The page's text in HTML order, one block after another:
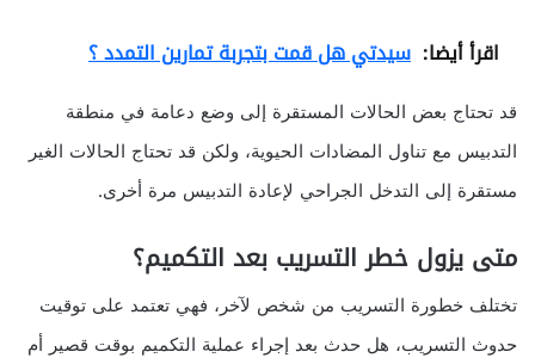
اقرأ أيضا: سيدتي هل قمت بتجربة تمارين التمدد ؟
قد تحتاج بعض الحالات المستقرة إلى وضع دعامة في منطقة
التدبيس مع تناول المضادات الحيوية، ولكن قد تحتاج الحالات الغير
مستقرة إلى التدخل الجراحي لإعادة التدبيس مرة أخرى.
متى يزول خطر التسريب بعد التكميم؟
تختلف خطورة التسريب من شخص لآخر، فهي تعتمد على توقيت
حدوث التسريب، هل حدث بعد إجراء عملية التكميم بوقت قصير أم